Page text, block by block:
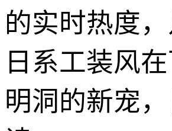
的实时热度
日系工装风
明洞的新宠